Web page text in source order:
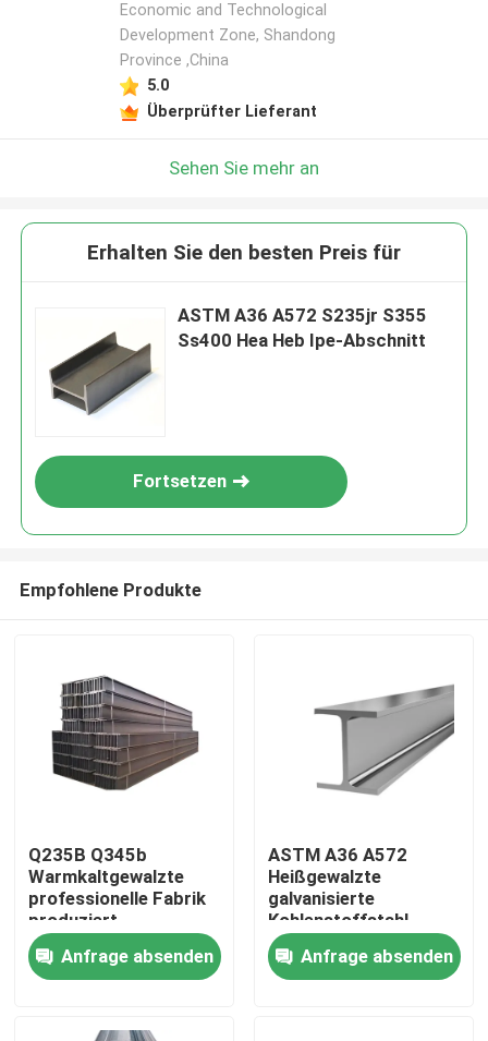
Haus
Produkte
Economic and Technological
Development Zone, Shandong
Province ,China
5.0
Überprüfter Lieferant
Sehen Sie mehr an
Erhalten Sie den besten Preis für
ASTM A36 A572 S235jr S355
Ss400 Hea Heb Ipe-Abschnitt
Fortsetzen
Empfohlene Produkte
Q235B Q345b
Warmkaltgewalzte
professionelle Fabrik
produziert
hochwertige
Stahlstruktur H-
Strahlstahl für
Hohlbereich
Anfrage absenden
ASTM A36 A572
Heißgewalzte
galvanisierte
Kohlenstoffstahl
Universal H-Strahl
Preis für H-Strahl
Struktural Eisen-
Anfrage absenden